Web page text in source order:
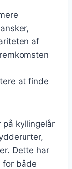
af
at finde
kyllingelår
Dette har
for både